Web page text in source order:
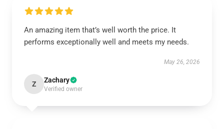
An amazing item that’s well worth the price. It
performs exceptionally well and meets my needs.
May 26, 2026
Z Zachary
Verified owner